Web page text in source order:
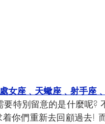
女座﹑天蠍座﹑射手座
特別留意的是什麼呢?
你們重新去回顧過去!